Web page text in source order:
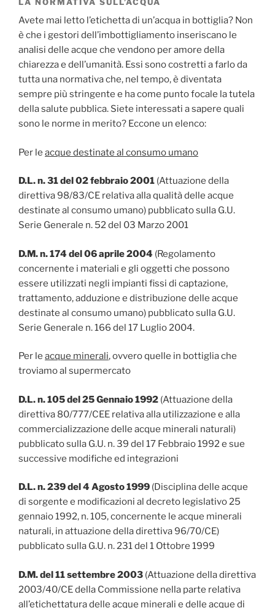
Avete mai letto l’etichetta di un’acqua in bottiglia? Non
è che i gestori dell’imbottigliamento inseriscano le
analisi delle acque che vendono per amore della
chiarezza e dell’umanità. Essi sono costretti a farlo da
tutta una normativa che, nel tempo, è diventata
sempre più stringente e ha come punto focale la tutela
della salute pubblica. Siete interessati a sapere quali
sono le norme in merito? Eccone un elenco:
Per le acque destinate al consumo umano
D.L. n. 31 del 02 febbraio 2001 (Attuazione della
direttiva 98/83/CE relativa alla qualità delle acque
destinate al consumo umano) pubblicato sulla G.U.
Serie Generale n. 52 del 03 Marzo 2001
D.M. n. 174 del 06 aprile 2004 (Regolamento
concernente i materiali e gli oggetti che possono
essere utilizzati negli impianti fissi di captazione,
trattamento, adduzione e distribuzione delle acque
destinate al consumo umano) pubblicato sulla G.U.
Serie Generale n. 166 del 17 Luglio 2004.
Per le acque minerali, ovvero quelle in bottiglia che
troviamo al supermercato
D.L. n. 105 del 25 Gennaio 1992 (Attuazione della
direttiva 80/777/CEE relativa alla utilizzazione e alla
commercializzazione delle acque minerali naturali)
pubblicato sulla G.U. n. 39 del 17 Febbraio 1992 e sue
successive modifiche ed integrazioni
D.L. n. 239 del 4 Agosto 1999 (Disciplina delle acque
di sorgente e modificazioni al decreto legislativo 25
gennaio 1992, n. 105, concernente le acque minerali
naturali, in attuazione della direttiva 96/70/CE)
pubblicato sulla G.U. n. 231 del 1 Ottobre 1999
D.M. del 11 settembre 2003 (Attuazione della direttiva
2003/40/CE della Commissione nella parte relativa
all’etichettatura delle acque minerali e delle acque di